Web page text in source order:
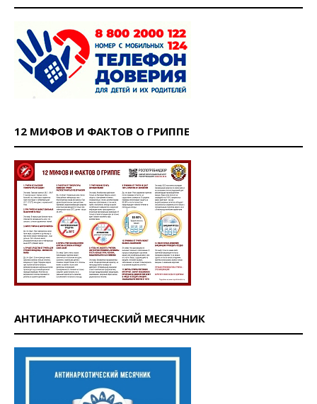
12 МИФОВ И ФАКТОВ О ГРИППЕ
АНТИНАРКОТИЧЕСКИЙ МЕСЯЧНИК